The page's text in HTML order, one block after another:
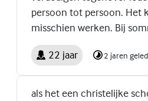
persoon tot persoon. Het
misschien werken. Bij
22 jaar 2 jaren
als het een christelijke